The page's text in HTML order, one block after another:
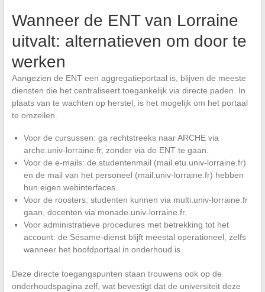
Wanneer de ENT van Lorraine
uitvalt: alternatieven om door te
werken
Aangezien de ENT een aggregatieportaal is, blijven de meeste
diensten die het centraliseert toegankelijk via directe paden. In
plaats van te wachten op herstel, is het mogelijk om het portaal
te omzeilen.
Voor de cursussen: ga rechtstreeks naar ARCHE via
arche.univ-lorraine.fr, zonder via de ENT te gaan.
Voor de e-mails: de studentenmail (mail.etu.univ-lorraine.fr)
en de mail van het personeel (mail.univ-lorraine.fr) hebben
hun eigen webinterfaces.
Voor de roosters: studenten kunnen via multi.univ-lorraine.fr
gaan, docenten via monade.univ-lorraine.fr.
Voor administratieve procedures met betrekking tot het
account: de Sésame-dienst blijft meestal operationeel, zelfs
wanneer het hoofdportaal in onderhoud is.
Deze directe toegangspunten staan trouwens ook op de
onderhoudspagina zelf, wat bevestigt dat de universiteit deze